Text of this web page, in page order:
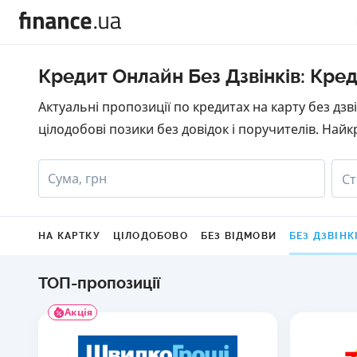
Кредит Онлайн Без Дзвінків:
Актуальні пропозиції по кредитах на карту без
цілодобові позики без довідок і поручителів.
Сума, грн
НА КАРТКУ ЦІЛОДОБОВО БЕЗ ВІДМОВИ БЕЗ
ТОП-пропозиції
Акція